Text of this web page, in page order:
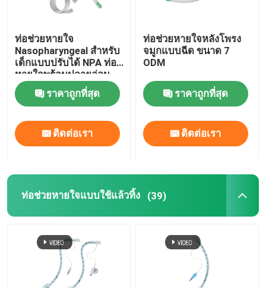
แคทีเตอร์ OEM
ท่อช่วยหายใจ
Nasopharyngeal สำหรับ
เด็กแบบปรับได้ NPA ท่อ
หายใจพร้อมปลายอ่อน
ราคาถูกที่สุด
ติดต่อเรา
ท่อช่วยหายใจหลังโพรง
จมูกแบบฉีด ขนาด 7
ODM
ราคาถูกที่สุด
ติดต่อเรา
ท่อช่วยหายใจแบบใช้แล้วทิ้ง (39)